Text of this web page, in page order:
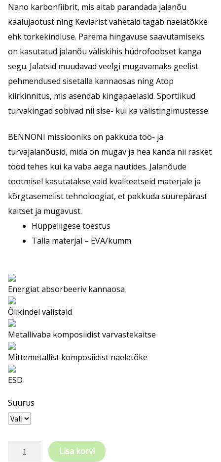
Nano karbonfiibrit, mis aitab parandada jalanõu
kaalujaotust ning Kevlarist vahetald tagab naelatõkke
ehk torkekindluse. Parema hingavuse saavutamiseks
on kasutatud jalanõu väliskihis hüdrofoobset kanga
segu. Jalatsid muudavad veelgi mugavamaks geelist
pehmendused sisetalla kannaosas ning Atop
kiirkinnitus, mis asendab kingapaelasid. Sportlikud
turvakingad sobivad nii sise- kui ka välistingimustesse.
BENNONI missiooniks on pakkuda töö- ja
turvajalanõusid, mida on mugav ja hea kanda nii rasket
tööd tehes kui ka vaba aega nautides. Jalanõude
tootmisel kasutatakse vaid kvaliteetseid materjale ja
kõrgtasemelist tehnoloogiat, et pakkuda suurepärast
kaitset ja mugavust.
Hüppeliigese toestus
Talla materjal – EVA/kumm
Energiat absorbeeriv kannaosa
Õlikindel välistald
Metallivaba komposiidist varvastekaitse
Mittemetallist komposiidist naelatõke
ESD
Suurus
BENNON
Lisa korvi